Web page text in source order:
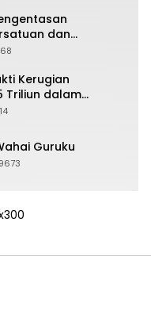
dan
Jawab
Kerugian
Triliun dalam
Pertamina
Guruku